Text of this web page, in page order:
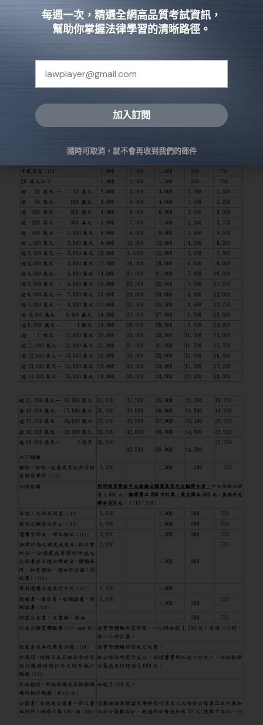
公證費用如何計算？
每週一次，精選全網高品質考試資訊，
幫助你掌握法律學習的清晰路徑。
加入訂閱
隨時可取消，就不會再收到我們的郵件